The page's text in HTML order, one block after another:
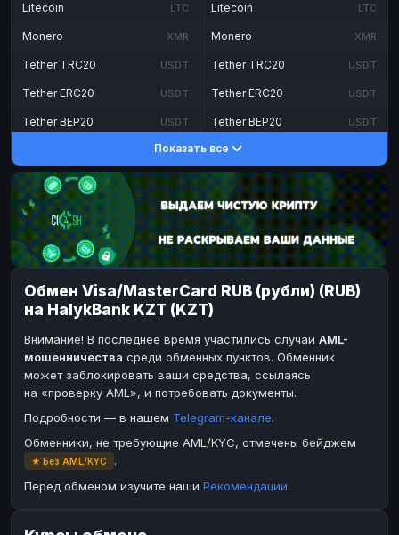
Litecoin LTC
Monero XMR
Tether TRC20 USDT
Tether ERC20 USDT
Tether BEP20 USDT
DASH
Toncoin TON
Dogecoin DOGE
TRX TRON
Bitcoin Cash BCH
BinanceCoin BEP20
Ether Classic
SOL
Ripple XRP
Litecoin LTC
Monero XMR
Tether TRC20 USDT
Tether ERC20 USDT
Tether BEP20 USDT
DASH
Toncoin TON
Dogecoin DOGE
TRX TRON
Bitcoin Cash BCH
BinanceCoin BEP20
Ether Classic
Ripple
Paxum USD
Perfect Money
Payoneer USD
Paxum
Payoneer
Показать все
Обмен Visa/MasterCard RUB (рубли) (RUB)
на HalykBank KZT (KZT)
Внимание! В последнее время участились случаи AML-
мошенничества среди обменных пунктов. Обменник
может заблокировать ваши средства, ссылаясь
на «проверку AML», и потребовать документы.
Подробности — в нашем Telegram-канале.
Обменники, не требующие AML/KYC, отмечены бейджем
★ Без AML/KYC
.
Перед обменом изучите наши Рекомендации.